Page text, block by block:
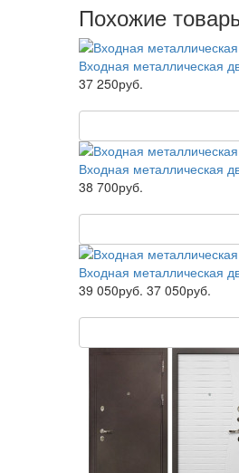
Похожие
Входная металлическая
37 250руб.
Входная металлическая
38 700руб.
Входная металлическая
39 050руб. 37 050руб.